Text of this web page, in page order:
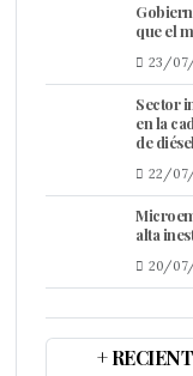
que el
23/
Sector
en la
de diésel
22/
alta
20/
+